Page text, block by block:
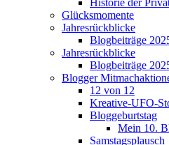
Glücksmomente
Jahresrückblicke
Blogbeiträge
Jahresrückblicke
Blogbeiträge
Blogger
12 von 12
Kreative-UFO-
Bloggeburtstag
Mein 10.
Samstagsplausch